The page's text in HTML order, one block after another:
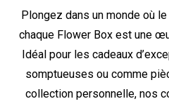
Plongez dans un monde où
chaque Flower Box est une
Idéal pour les cadeaux
somptueuses ou comme
collection personnelle, nos